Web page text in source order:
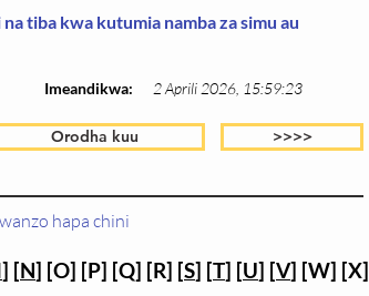
tiba kwa kutumia namba za simu au
Imeandikwa: 2 Aprili 2026, 15:59:23
Orodha kuu >>>>
hapa chini
] [N] [O] [P] [Q] [R] [S] [T] [U] [V] [W] [X]